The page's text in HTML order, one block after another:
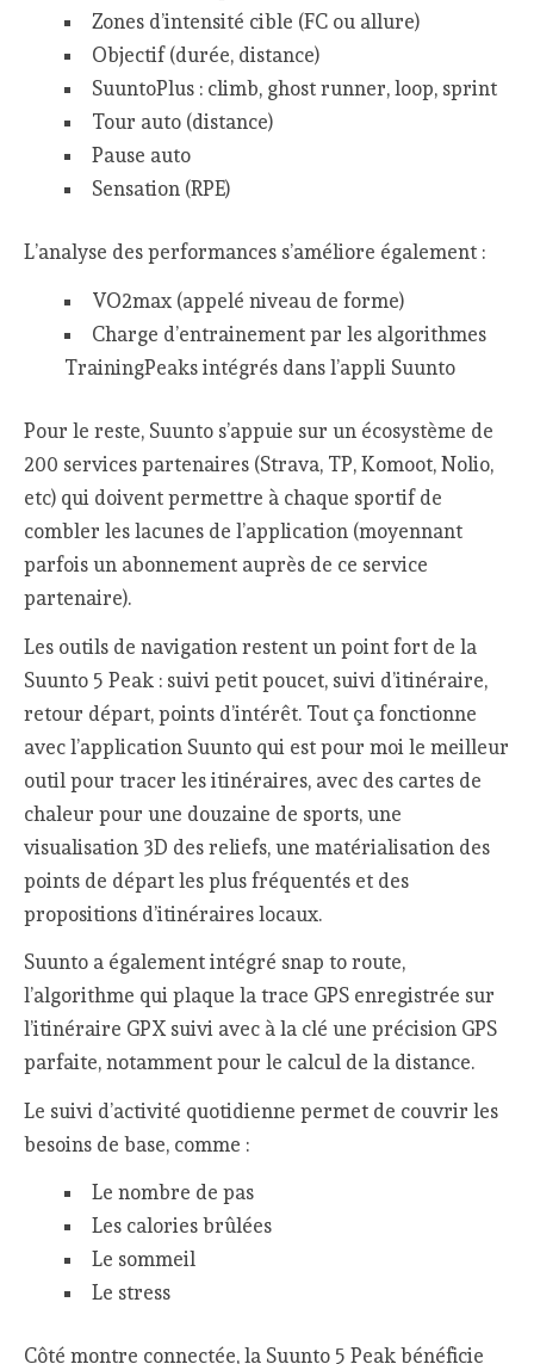
Zones d’intensité cible (FC ou allure)
Objectif (durée, distance)
SuuntoPlus : climb, ghost runner, loop, sprint
Tour auto (distance)
Pause auto
Sensation (RPE)
L’analyse des performances s’améliore également :
VO2max (appelé niveau de forme)
Charge d’entrainement par les algorithmes
TrainingPeaks intégrés dans l’appli Suunto
Pour le reste, Suunto s’appuie sur un écosystème de
200 services partenaires (Strava, TP, Komoot, Nolio,
etc) qui doivent permettre à chaque sportif de
combler les lacunes de l’application (moyennant
parfois un abonnement auprès de ce service
partenaire).
Les outils de navigation restent un point fort de la
Suunto 5 Peak : suivi petit poucet, suivi d’itinéraire,
retour départ, points d’intérêt. Tout ça fonctionne
avec l’application Suunto qui est pour moi le meilleur
outil pour tracer les itinéraires, avec des cartes de
chaleur pour une douzaine de sports, une
visualisation 3D des reliefs, une matérialisation des
points de départ les plus fréquentés et des
propositions d’itinéraires locaux.
Suunto a également intégré snap to route,
l’algorithme qui plaque la trace GPS enregistrée sur
l’itinéraire GPX suivi avec à la clé une précision GPS
parfaite, notamment pour le calcul de la distance.
Le suivi d’activité quotidienne permet de couvrir les
besoins de base, comme :
Le nombre de pas
Les calories brûlées
Le sommeil
Le stress
Côté montre connectée, la Suunto 5 Peak bénéficie